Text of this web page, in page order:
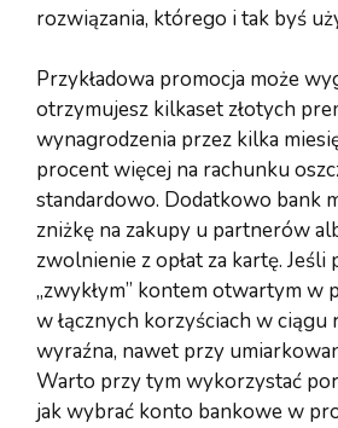
rozwiązania, którego i tak byś
Przykładowa promocja może
otrzymujesz kilkaset złotych
wynagrodzenia przez kilka
procent więcej na rachunku
standardowo. Dodatkowo bank
zniżkę na zakupy u partnerów
zwolnienie z opłat za kartę.
„zwykłym” kontem otwartym w
w łącznych korzyściach w
wyraźna, nawet przy
Warto przy tym wykorzystać
jak wybrać konto bankowe w